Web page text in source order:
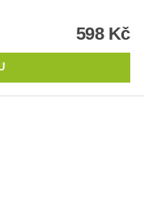
598 Kč